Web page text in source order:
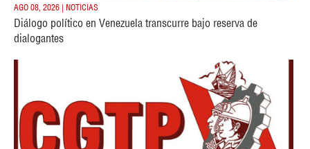
AGO 08, 2026 | NOTICIAS
Diálogo político en Venezuela transcurre bajo reserva de
dialogantes